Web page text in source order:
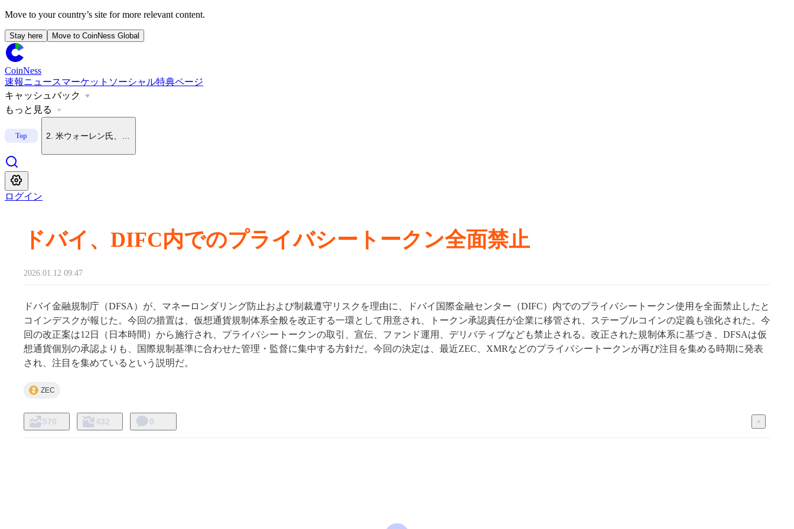
Move to your country’s site for more relevant content.
Stay here Move to CoinNess Global
CoinNess
速報ニュースマーケット ソーシャル特典ページ
キャッシュバック
もっと見る
Top
1.米FRB議長、9月利上げの可能性示唆
2 米ウォーレン氏、暗号資産法案には賛成もクラリティ法に反対
5 XRP現物ETF、7月以来初の純流出
ログイン
ドバイ、DIFC内でのプライバシートークン全面禁止
2026.01.12 09:47
ドバイ金融規制庁（DFSA）が、マネーロンダリング防止および制裁遵守リスクを理由に、ドバイ国際金融センター（DIFC）内でのプライバシートークン使用を全面禁止したと
コインデスクが報じた。今回の措置は、仮想通貨規制体系全般を改正する一環として用意され、トークン承認責任が企業に移管され、ステーブルコインの定義も強化された。今
回の改正案は12日（日本時間）から施行され、プライバシートークンの取引、宣伝、ファンド運用、デリバティブなども禁止される。改正された規制体系に基づき、DFSAは仮
想通貨個別の承認よりも、国際規制基準に合わせた管理・監督に集中する方針だ。今回の決定は、最近ZEC、XMRなどのプライバシートークンが再び注目を集める時期に発表
され、注目を集めているという説明だ。
ZEC
570 432 0